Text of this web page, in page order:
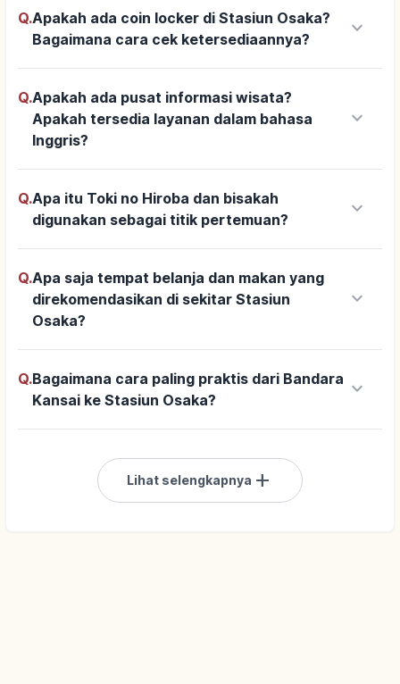
Q.Apakah ada coin locker di Stasiun Osaka?
Bagaimana cara cek ketersediaannya?
keyboard_arrow_down
Q.Apakah ada pusat informasi wisata?
Apakah tersedia layanan dalam bahasa
Inggris?
keyboard_arrow_down
Q.Apa itu Toki no Hiroba dan bisakah
digunakan sebagai titik pertemuan?
keyboard_arrow_down
Q.Apa saja tempat belanja dan makan yang
direkomendasikan di sekitar Stasiun
Osaka?
keyboard_arrow_down
Q.Bagaimana cara paling praktis dari Bandara
Kansai ke Stasiun Osaka?
keyboard_arrow_down
Lihat selengkapnya add